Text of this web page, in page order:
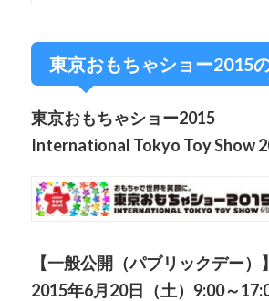
東京おもちゃショー2015
東京おもちゃショー2015
International Tokyo Toy Show
【一般公開（パブリックデー）】
2015年6月20日（土）9:00～